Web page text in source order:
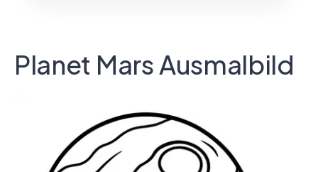
Planet Mars Ausmalbild